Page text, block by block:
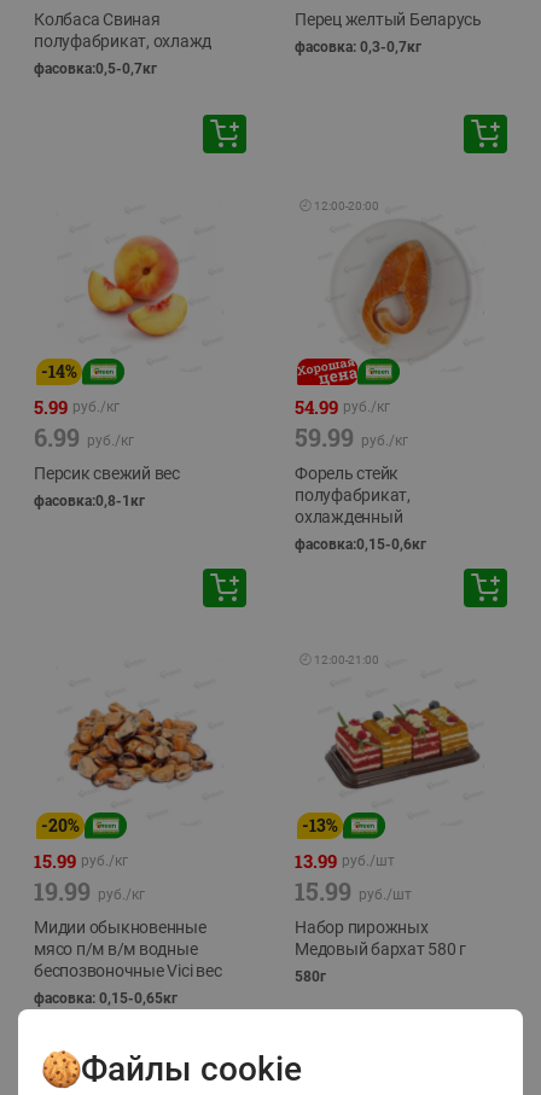
Колбаса Свиная
полуфабрикат, охлажд
фасовка:0,5-0,7кг
Перец желтый Беларусь
фасовка: 0,3-0,7кг
-14%
5.99 руб./кг
6.99 руб./кг
Персик свежий вес
фасовка:0,8-1кг
🕘 12:00-20:00
54.99 руб./кг
59.99 руб./кг
Форель стейк
полуфабрикат,
охлажденный
фасовка:0,15-0,6кг
-20%
15.99 руб./кг
19.99 руб./кг
Мидии обыкновенные
мясо п/м в/м водные
беспозвоночные Vici вес
фасовка: 0,15-0,65кг
🕘 12:00-21:00
-13%
13.99 руб./шт
15.99 руб./шт
Набор пирожных
Медовый бархат 580 г
580г
Файлы cookie